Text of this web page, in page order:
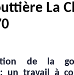
La
de la
un travail à